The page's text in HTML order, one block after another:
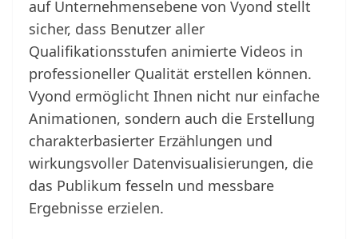
auf Unternehmensebene von Vyond stellt
sicher, dass Benutzer aller
Qualifikationsstufen animierte Videos in
professioneller Qualität erstellen können.
Vyond ermöglicht Ihnen nicht nur einfache
Animationen, sondern auch die Erstellung
charakterbasierter Erzählungen und
wirkungsvoller Datenvisualisierungen, die
das Publikum fesseln und messbare
Ergebnisse erzielen.